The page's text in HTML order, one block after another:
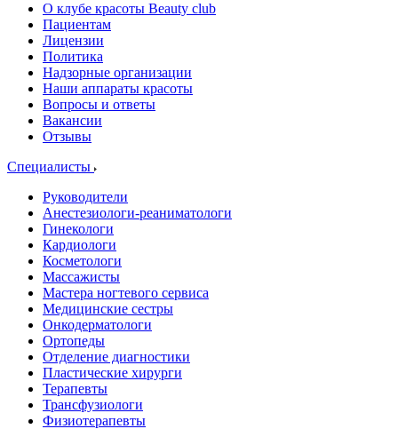
О клубе красоты Beauty club
Пациентам
Лицензии
Политика
Надзорные организации
Наши аппараты красоты
Вопросы и ответы
Вакансии
Отзывы
Специалисты
Руководители
Анестезиологи-реаниматологи
Гинекологи
Кардиологи
Косметологи
Массажисты
Мастера ногтевого сервиса
Медицинские сестры
Онкодерматологи
Ортопеды
Отделение диагностики
Пластические хирурги
Терапевты
Трансфузиологи
Физиотерапевты